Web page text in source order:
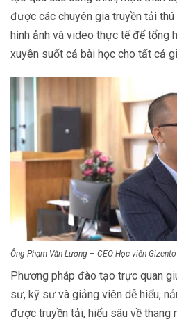
được các chuyên gia truyền tải
hình ảnh và video thực tế để tổng
xuyên suốt cả bài học cho tất cả
Ông Phạm Văn Lương – CEO Học viện Gizento
Phương pháp đào tạo trực quan
sư, kỹ sư và giảng viên dễ hiểu,
được truyền tải, hiểu sâu về thang